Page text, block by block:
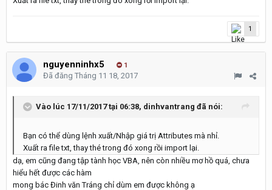
1
nguyenninhx5 1
Đã đăng Tháng 11 18, 2017
Vào lúc 17/11/2017 tại 06:38, dinhvantrang đã nói:
Bạn có thể dùng lệnh xuất/Nhập giá trị Attributes mà nhỉ.
Xuất ra file txt, thay thé trong đó xong rồi import lại.
dạ, em cũng đang tập tành học VBA, nên còn nhiều mơ hồ quá, chưa
hiểu hết được các hàm
mong bác Đinh văn Tráng chỉ dùm em được không ạ